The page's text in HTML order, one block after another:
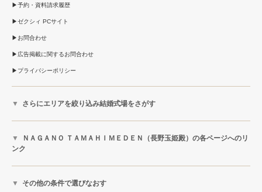
予約・資料請求履歴
ゼクシィ PCサイト
お問合わせ
広告掲載に関するお問合わせ
プライバシーポリシー
さらにエリアを絞り込み結婚式場をさがす
ＮＡＧＡＮＯ ＴＡＭＡＨＩＭＥＤＥＮ（長野玉姫殿）の各ページへのリ
ンク
その他の条件で選びなおす